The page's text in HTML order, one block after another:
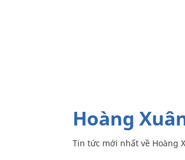
Hoàng
Tin tức mới nhất về Hoàng